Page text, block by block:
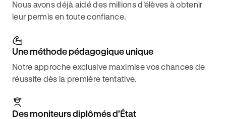
Nous avons déjà aidé des millions d’élèves à obtenir
leur permis en toute confiance.
Une méthode pédagogique unique
Notre approche exclusive maximise vos chances de
réussite dès la première tentative.
Des moniteurs diplômés d’État